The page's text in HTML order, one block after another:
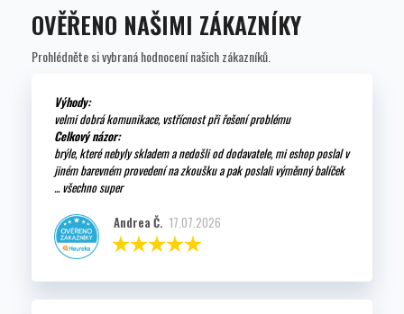
OVĚŘENO NAŠIMI ZÁKAZNÍKY
Prohlédněte si vybraná hodnocení našich zákazníků.
Výhody:
velmi dobrá komunikace, vstřícnost při řešení problému
Celkový názor:
brýle, které nebyly skladem a nedošli od dodavatele, mi eshop poslal v
jiném barevném provedení na zkoušku a pak poslali výměnný balíček
... všechno super
Andrea Č. 17.07.2026